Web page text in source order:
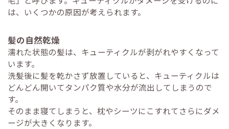
は、いくつかの原因が考えられます。
髪の自然乾燥
濡れた状態の髪は、キューティクルが剥がれやすくなって
います。
洗髪後に髪を乾かさず放置していると、キューティクルは
どんどん開いてタンパク質や水分が流出してしまうので
す。
そのまま寝てしまうと、枕やシーツにこすれてさらにダメ
ージが大きくなります。